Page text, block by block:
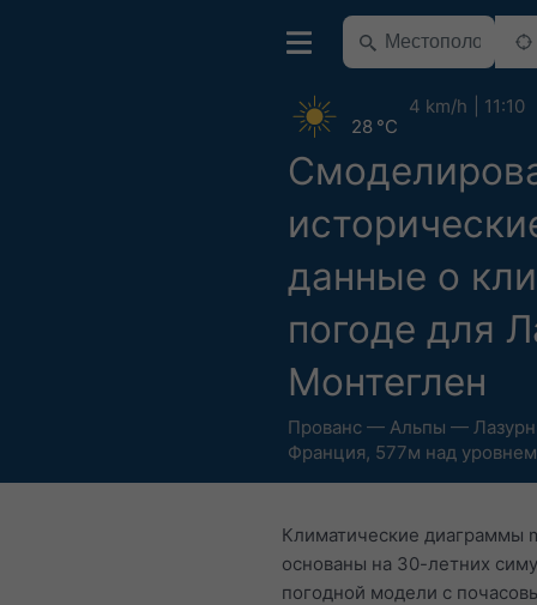
данные о
погоде для
Монтеглен
Прованс — Альпы —
Франция, 577м над
28 °C
4 km/h 11:10
Климатические диаграммы
основаны на 30-летних
погодной модели с